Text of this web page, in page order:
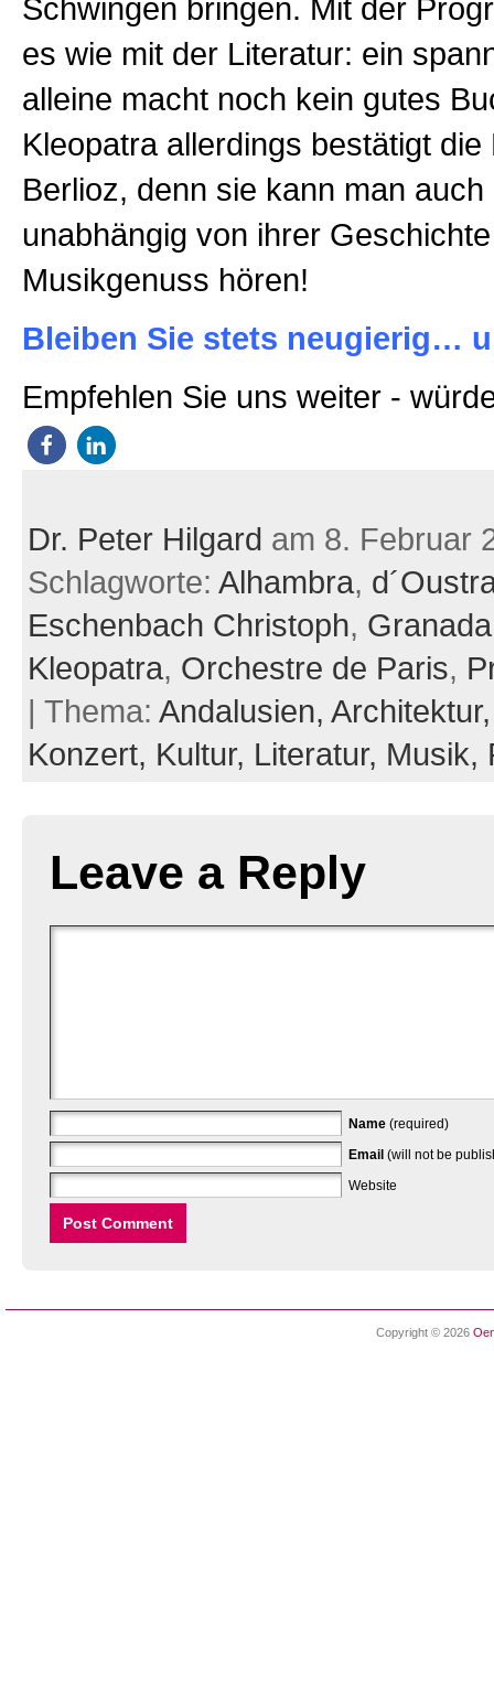
Schwingen bringen. Mit der
es wie mit der Literatur: ein
alleine macht noch kein gutes
Kleopatra allerdings bestätigt die
Berlioz, denn sie kann man auch
unabhängig von ihrer
Musikgenuss hören!
Bleiben Sie stets neugierig…
Empfehlen Sie uns weiter -
Dr. Peter Hilgard am 8. Februar
Schlagworte: Alhambra,
Eschenbach Christoph, Granada
Kleopatra, Orchestre de Paris,
| Thema: Andalusien,
Konzert, Kultur, Literatur, Musik,
Leave a Reply
Name (required)
Email (will not be
Website
Copyright © 2026